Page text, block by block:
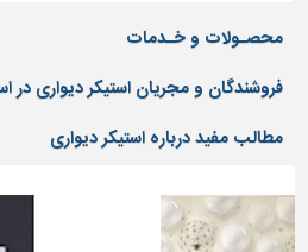
نرده
و
حفاظ
کفپوش
سنگ
سرویس
محصـولات و خـدمات
فروشندگان و مجریان استیکر دیواری در
مطالب مفید درباره استیکر دیواری